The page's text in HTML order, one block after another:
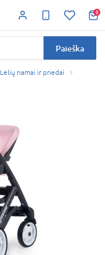
0
Paieška
Lėlių namai ir priedai